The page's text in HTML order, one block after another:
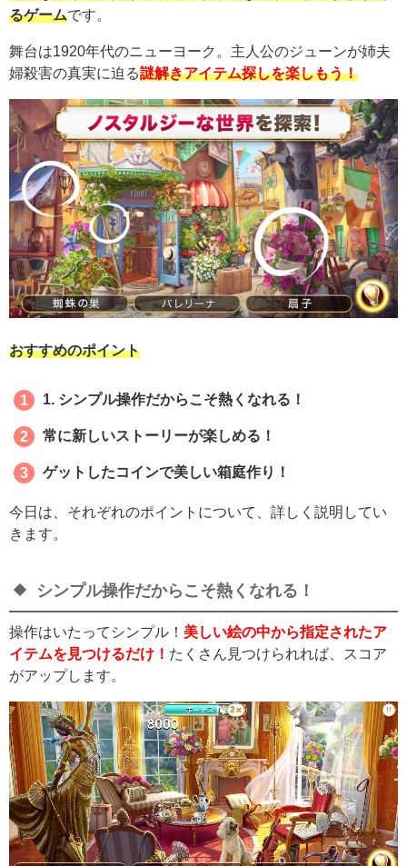
るゲームです。
舞台は1920年代のニューヨーク。主人公のジューンが姉夫
婦殺害の真実に迫る謎解きアイテム探しを楽しもう！
おすすめのポイント
1. シンプル操作だからこそ熱くなれる！
常に新しいストーリーが楽しめる！
ゲットしたコインで美しい箱庭作り！
今日は、それぞれのポイントについて、詳しく説明してい
きます。
シンプル操作だからこそ熱くなれる！
操作はいたってシンプル！ 美しい絵の中から指定されたア
イテムを見つけるだけ！ たくさん見つけられれば、スコア
がアップします。